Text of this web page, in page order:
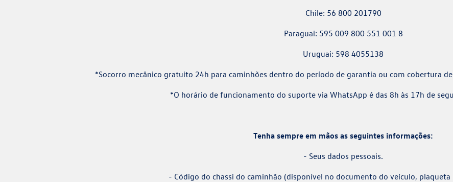
Chile: 56 800 201790
Paraguai: 595 009 800 551 001 8
Uruguai: 598 4055138
*Socorro mecânico gratuito 24h para caminhões dentro do período de garantia ou com cobertura
*O horário de funcionamento do suporte via WhatsApp é das 8h às 17h de
Tenha sempre em mãos as seguintes informações:
- Seus dados pessoais.
- Código do chassi do caminhão (disponível no documento do veículo,